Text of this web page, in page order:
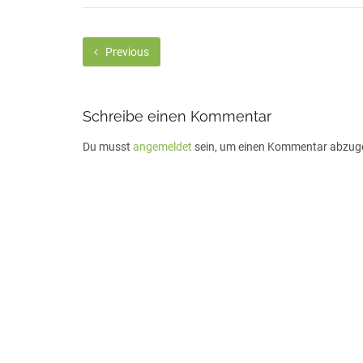
Previous
Schreibe einen Kommentar
Du musst angemeldet sein, um einen Kommentar